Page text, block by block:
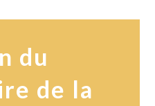
du
de la